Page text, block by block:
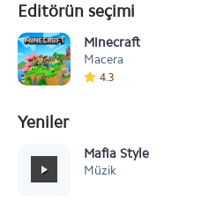
Editörün seçimi
Minecraft
Macera
4.3
Yeniler
Mafia Style
Müzik